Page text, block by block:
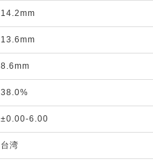
14.2mm
13.6mm
8.6mm
38.0%
±0.00-6.00
台湾